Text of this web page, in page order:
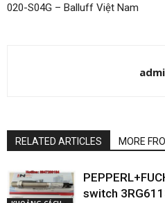
020-S04G – Balluff Việt Nam
RELATED ARTICLES MORE
switch